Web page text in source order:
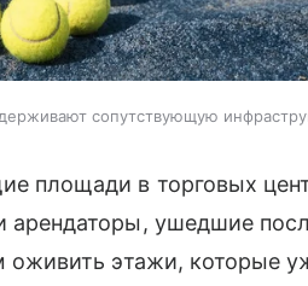
сопутствующую
площади в торговых
ушедшие
этажи, которые